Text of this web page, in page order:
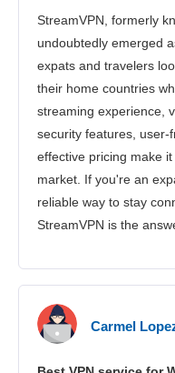
StreamVPN, formerly
undoubtedly emerged
expats and travelers
their home countries
streaming experience,
security features, user-
effective pricing make
market. If you're an
reliable way to stay
StreamVPN is the
Carmel